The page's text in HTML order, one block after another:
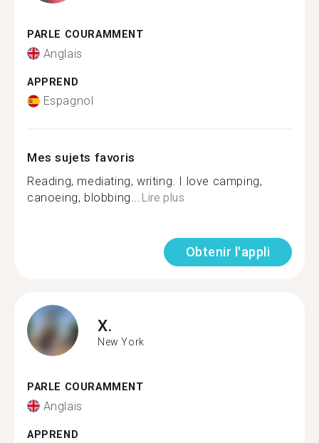
PARLE COURAMMENT
Anglais
APPREND
Espagnol
Mes sujets favoris
Reading, mediating, writing. I love camping,
canoeing, blobbing...Lire plus
Obtenir l'appli
X.
New York
PARLE COURAMMENT
Anglais
APPREND